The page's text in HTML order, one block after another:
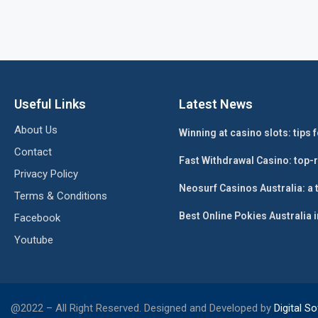
Useful Links
About Us
Contact
Privacy Policy
Terms & Conditions
Facebook
Youtube
Latest News
Winning at casino slots: tips
Fast Withdrawal Casino:
Neosurf Casinos Australia:
Best Online Pokies
@2022 – All Right Reserved. Designed and Developed by Digital